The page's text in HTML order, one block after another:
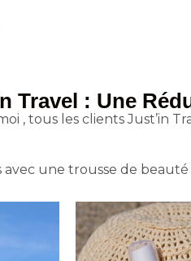
Travel : Une
, tous les clients Just’in
une trousse de